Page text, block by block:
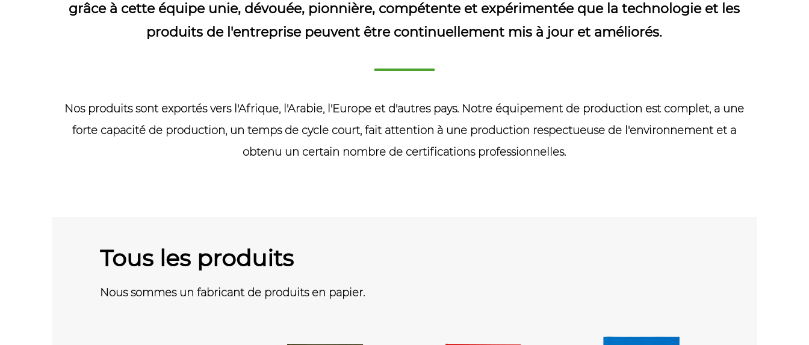
grâce à cette équipe unie, dévouée, pionnière, compétente et expérimentée que la technologie et les
produits de l'entreprise peuvent être continuellement mis à jour et améliorés.
Nos produits sont exportés vers l'Afrique, l'Arabie, l'Europe et d'autres pays. Notre équipement de production est complet, a une
forte capacité de production, un temps de cycle court, fait attention à une production respectueuse de l'environnement et a
obtenu un certain nombre de certifications professionnelles.
Tous les produits
Nous sommes un fabricant de produits en papier.